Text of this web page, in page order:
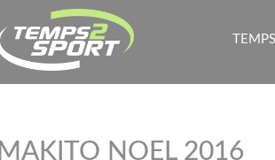
MAKITO NOEL 2016